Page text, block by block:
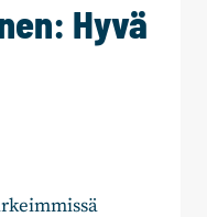
Hyvä